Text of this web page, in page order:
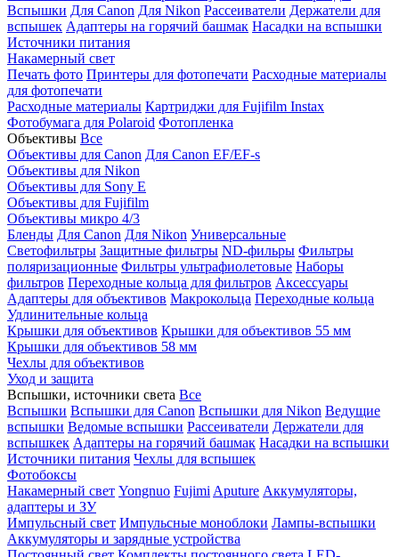
Вспышки Для Canon Для Nikon Рассеиватели Держатели для
вспышек Адаптеры на горячий башмак Насадки на вспышки
Источники питания
Накамерный свет
Печать фото Принтеры для фотопечати Расходные материалы
для фотопечати
Расходные материалы Картриджи для Fujifilm Instax
Фотобумага для Polaroid Фотопленка
Объективы Все
Объективы для Canon Для Canon EF/EF-s
Объективы для Nikon
Объективы для Sony E
Объективы для Fujifilm
Объективы микро 4/3
Бленды Для Canon Для Nikon Универсальные
Светофильтры Защитные фильтры ND-фильры Фильтры
поляризационные Фильтры ультрафиолетовые Наборы
фильтров Переходные кольца для фильтров Аксессуары
Адаптеры для объективов Макрокольца Переходные кольца
Удлинительные кольца
Крышки для объективов Крышки для объективов 55 мм
Крышки для объективов 58 мм
Чехлы для объективов
Уход и защита
Вспышки, источники света Все
Вспышки Вспышки для Canon Вспышки для Nikon Ведущие
вспышки Ведомые вспышки Рассеиватели Держатели для
вспышкек Адаптеры на горячий башмак Насадки на вспышки
Источники питания Чехлы для вспышек
Фотобоксы
Накамерный свет Yongnuo Fujimi Aputure Аккумуляторы,
адаптеры и ЗУ
Импульсный свет Импульсные моноблоки Лампы-вспышки
Аккумуляторы и зарядные устройства